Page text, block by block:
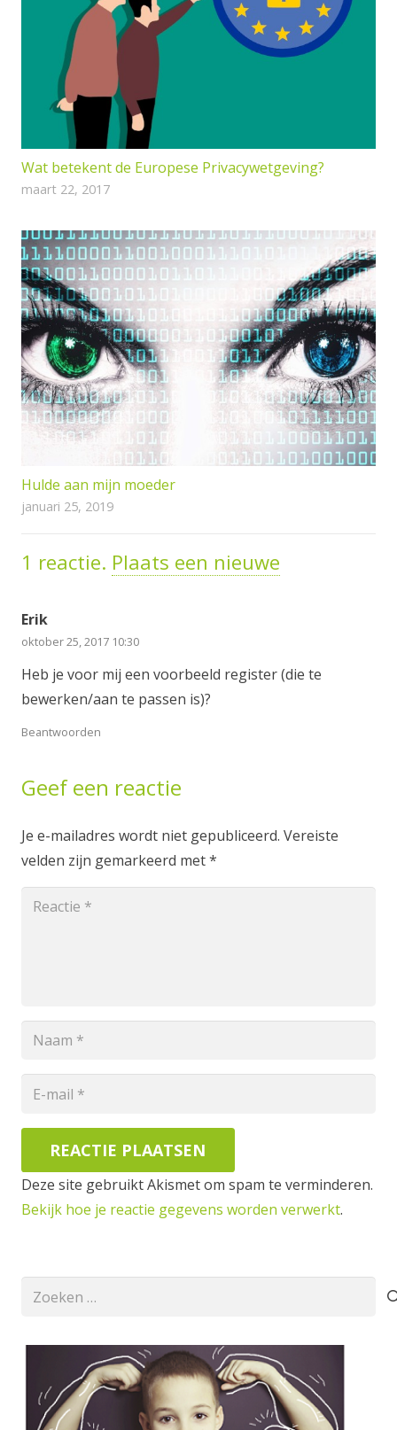
Wat betekent de Europese Privacywetgeving?
maart 22, 2017
Hulde aan mijn moeder
januari 25, 2019
1 reactie. Plaats een nieuwe
Erik
oktober 25, 2017 10:30
Heb je voor mij een voorbeeld register (die te
bewerken/aan te passen is)?
Beantwoorden
Geef een reactie
Je e-mailadres wordt niet gepubliceerd. Vereiste
velden zijn gemarkeerd met*
REACTIE PLAATSEN
Deze site gebruikt Akismet om spam te verminderen.
Bekijk hoe je reactie gegevens worden verwerkt.
Zoeken